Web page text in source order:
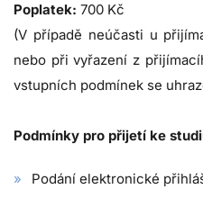
Poplatek: 700 Kč
(V případě neúčasti u
nebo při vyřazení z
vstupních podmínek se
Podmínky pro přijetí ke
Podání elektronické